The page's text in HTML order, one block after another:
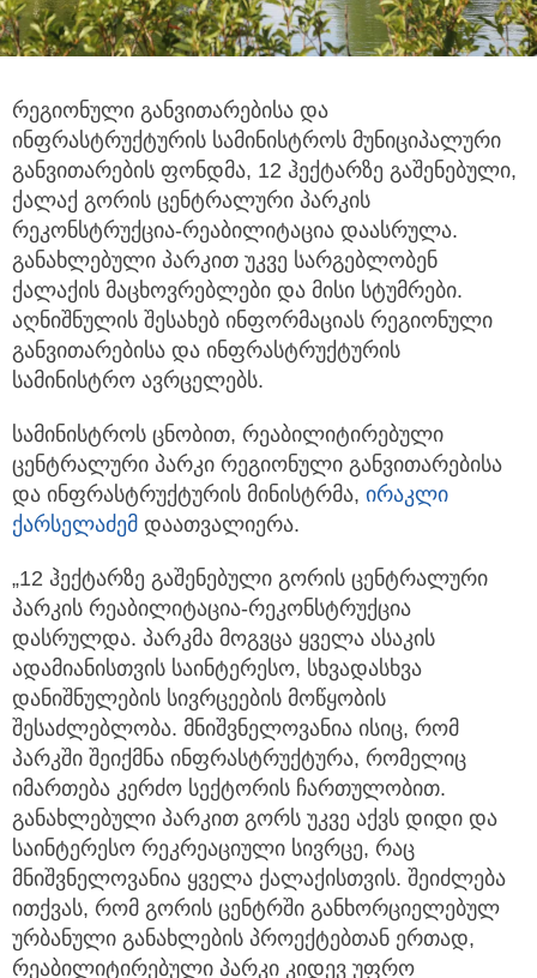
რეგიონული განვითარებისა და
ინფრასტრუქტურის სამინისტროს მუნიციპალური
განვითარების ფონდმა, 12 ჰექტარზე გაშენებული,
ქალაქ გორის ცენტრალური პარკის
რეკონსტრუქცია-რეაბილიტაცია დაასრულა.
განახლებული პარკით უკვე სარგებლობენ
ქალაქის მაცხოვრებლები და მისი სტუმრები.
აღნიშნულის შესახებ ინფორმაციას რეგიონული
განვითარებისა და ინფრასტრუქტურის
სამინისტრო ავრცელებს.
სამინისტროს ცნობით, რეაბილიტირებული
ცენტრალური პარკი რეგიონული განვითარებისა
და ინფრასტრუქტურის მინისტრმა, ირაკლი
ქარსელაძემ დაათვალიერა.
„12 ჰექტარზე გაშენებული გორის ცენტრალური
პარკის რეაბილიტაცია-რეკონსტრუქცია
დასრულდა. პარკმა მოგვცა ყველა ასაკის
ადამიანისთვის საინტერესო, სხვადასხვა
დანიშნულების სივრცეების მოწყობის
შესაძლებლობა. მნიშვნელოვანია ისიც, რომ
პარკში შეიქმნა ინფრასტრუქტურა, რომელიც
იმართება კერძო სექტორის ჩართულობით.
განახლებული პარკით გორს უკვე აქვს დიდი და
საინტერესო რეკრეაციული სივრცე, რაც
მნიშვნელოვანია ყველა ქალაქისთვის. შეიძლება
ითქვას, რომ გორის ცენტრში განხორციელებულ
ურბანული განახლების პროექტებთან ერთად,
რეაბილიტირებული პარკი კიდევ უფრო